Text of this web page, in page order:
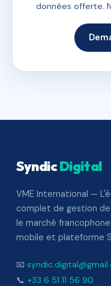
données offerte.
SyndicDigital
VME International —
complet de gestion
le marché
mobile et plateforme
📧
📞 +33 6 51 11 56 90